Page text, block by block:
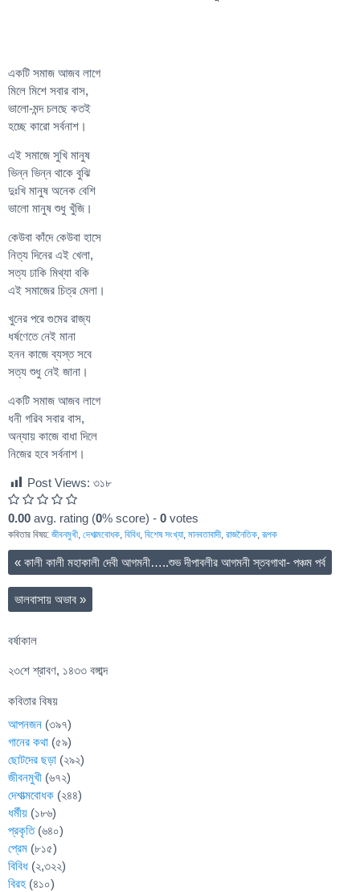
একটি সমাজ আজব লাগে
মিলে মিশে সবার বাস,
ভালো-মন্দ চলছে কতই
হচ্ছে কারো সর্বনাশ।
এই সমাজে সুখি মানুষ
ভিন্ন ভিন্ন থাকে বুঝি
দুঃখি মানুষ অনেক বেশি
ভালো মানুষ শুধু খুঁজি।
কেউবা কাঁদে কেউবা হাসে
নিত্য দিনের এই খেলা,
সত্য ঢাকি মিথ্যা বকি
এই সমাজের চিত্র মেলা।
খুনের পরে গুমের রাজ্য
ধর্ষণেতে নেই মানা
হনন কাজে ব্যস্ত সবে
সত্য শুধু নেই জানা।
একটি সমাজ আজব লাগে
ধনী গরিব সবার বাস,
অন্যায় কাজে বাধা দিলে
নিজের হবে সর্বনাশ।
Post Views: ৩১৮
0.00 avg. rating (0% score) - 0 votes
কবিতার বিষয়: জীবনমুখী, দেশাত্মবোধক, বিবিধ, বিশেষ সংখ্যা, মানবতাবাদী, রাজনৈতিক,রূপক
« কালী কালী মহাকালী দেবী আগমনী…..শুভ দীপাবলীর আগমনী স্তবগাথা- পঞ্চম পর্ব
ভালবাসায় অভাব »
বর্ষাকাল
২৩শে শ্রাবণ, ১৪৩৩ বঙ্গাব্দ
কবিতার বিষয়
আপনজন (৩৯৭)
গানের কথা (৫৯)
ছোটদের ছড়া (২৯২)
জীবনমুখী (৬৭২)
দেশাত্মবোধক (২৪৪)
ধর্মীয় (১৮৬)
প্রকৃতি(৬৪০)
প্রেম (৮১৫)
বিবিধ (২,৩২২)
বিরহ (৪১০)